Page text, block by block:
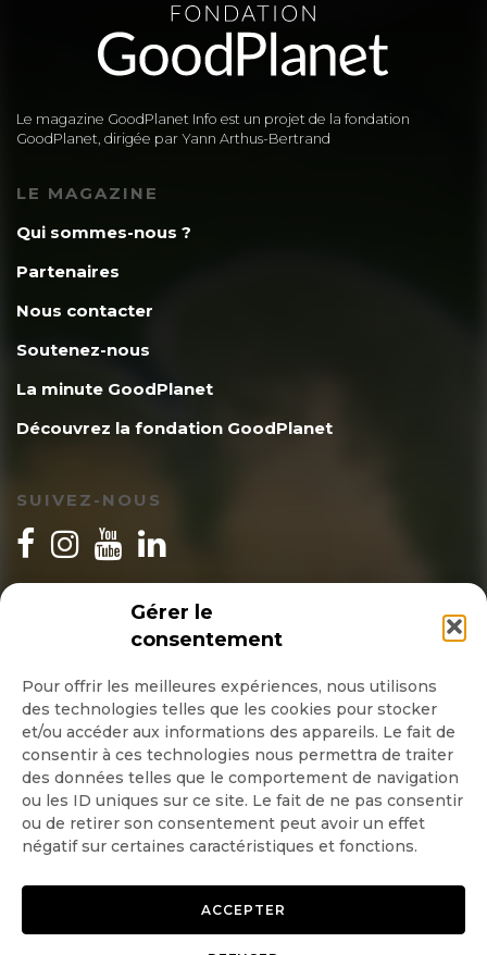
Gérer le
consentement
Pour offrir les meilleures expériences, nous utilisons
des technologies telles que les cookies pour stocker
et/ou accéder aux informations des appareils. Le fait de
consentir à ces technologies nous permettra de traiter
des données telles que le comportement de navigation
ou les ID uniques sur ce site. Le fait de ne pas consentir
ou de retirer son consentement peut avoir un effet
négatif sur certaines caractéristiques et fonctions.
ACCEPTER
Le magazine GoodPlanet Info est un projet de la fondation
GoodPlanet, dirigée par Yann Arthus-Bertrand
LE MAGAZINE
Qui sommes-nous ?
Partenaires
Nous contacter
Soutenez-nous
La minute GoodPlanet
Découvrez la fondation GoodPlanet
SUIVEZ-NOUS
INSCRIPTION NEWSLETTER
Quotidienne
Hebdo
OK